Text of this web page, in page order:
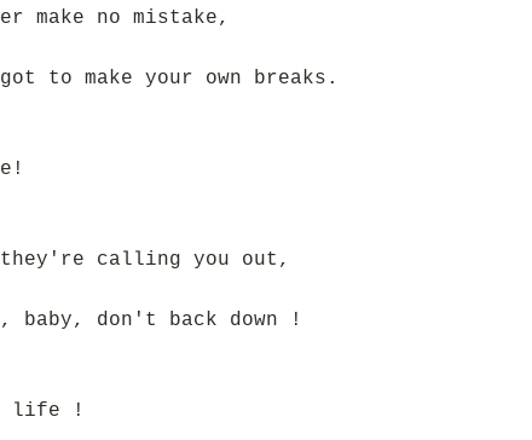
make no mistake,
to make your own breaks.
calling you out,
baby, don't back down !
life !